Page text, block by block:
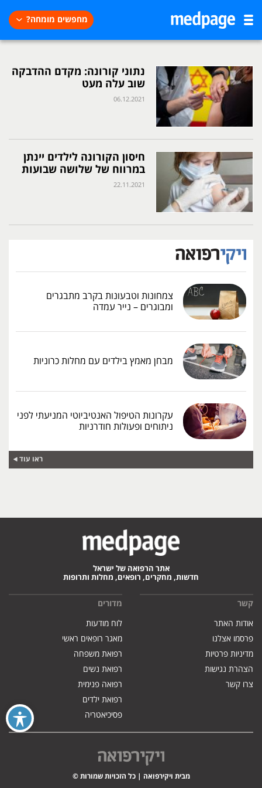
מחפשים מומחה?
נתוני קורונה: מקדם ההדבקה
שוב עלה מעט
06.12.2021
חיסון הקורונה לילדים יינתן
במרווח של שלושה שבועות
22.11.2021
צמחונות וטבעונות בקרב מתבגרים
ומבוגרים – נייר עמדה
מבחן מאמץ בילדים עם מחלות כרוניות
עקרונות הטיפול האנטיביוטי המניעתי לפני
ניתוחים ופעולות חודרניות
ראו עוד
אתר הרפואה של ישראל
חדשות, מחקרים, רופאים, מחלות ותרופות
קשר
אודות האתר
פרסמו אצלנו
מדיניות פרטיות
הצהרת נגישות
צרו קשר
מדורים
לוח מודעות
מאגר רופאים ראשי
רפואת משפחה
רפואת נשים
רפואה פנימית
רפואת ילדים
פסיכיאטריה
מבית ויקירפואה | כל הזכויות שמורות ©